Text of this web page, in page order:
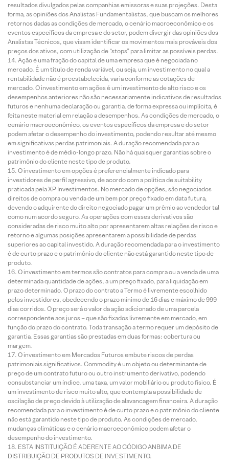
resultados divulgados pelas companhias emissoras e suas projeções. Desta
forma, as opiniões dos Analistas Fundamentalistas, que buscam os melhores
retornos dadas as condições de mercado, o cenário macroeconômico e os
eventos específicos da empresa e do setor, podem divergir das opiniões dos
Analistas Técnicos, que visam identificar os movimentos mais prováveis dos
preços dos ativos, com utilização de “stops” para limitar as possíveis perdas.
Ação é uma fração do capital de uma empresa que é negociada no
mercado. É um título de renda variável, ou seja, um investimento no qual a
rentabilidade não é preestabelecida, varia conforme as cotações de
mercado. O investimento em ações é um investimento de alto risco e os
desempenhos anteriores não são necessariamente indicativos de resultados
futuros e nenhuma declaração ou garantia, de forma expressa ou implícita, é
feita neste material em relação a desempenhos. As condições de mercado, o
cenário macroeconômico, os eventos específicos da empresa e do setor
podem afetar o desempenho do investimento, podendo resultar até mesmo
em significativas perdas patrimoniais. A duração recomendada para o
investimento é de médio-longo prazo. Não há quaisquer garantias sobre o
patrimônio do cliente neste tipo de produto.
O investimento em opções é preferencialmente indicado para
investidores de perfil agressivo, de acordo com a política de suitability
praticada pela XP Investimentos. No mercado de opções, são negociados
direitos de compra ou venda de um bem por preço fixado em data futura,
devendo o adquirente do direito negociado pagar um prêmio ao vendedor tal
como num acordo seguro. As operações com esses derivativos são
consideradas de risco muito alto por apresentarem altas relações de risco e
retorno e algumas posições apresentarem a possibilidade de perdas
superiores ao capital investido. A duração recomendada para o investimento
é de curto prazo e o patrimônio do cliente não está garantido neste tipo de
produto.
O investimento em termos são contratos para compra ou a venda de uma
determinada quantidade de ações, a um preço fixado, para liquidação em
prazo determinado. O prazo do contrato a Termo é livremente escolhido
pelos investidores, obedecendo o prazo mínimo de 16 dias e máximo de 999
dias corridos. O preço será o valor da ação adicionado de uma parcela
correspondente aos juros – que são fixados livremente em mercado, em
função do prazo do contrato. Toda transação a termo requer um depósito de
garantia. Essas garantias são prestadas em duas formas: cobertura ou
margem.
O investimento em Mercados Futuros embute riscos de perdas
patrimoniais significativos. Commodity é um objeto ou determinante de
preço de um contrato futuro ou outro instrumento derivativo, podendo
consubstanciar um índice, uma taxa, um valor mobiliário ou produto físico. É
um investimento de risco muito alto, que contempla a possibilidade de
oscilação de preço devido à utilização de alavancagem financeira. A duração
recomendada para o investimento é de curto prazo e o patrimônio do cliente
não está garantido neste tipo de produto. As condições de mercado,
mudanças climáticas e o cenário macroeconômico podem afetar o
desempenho do investimento.
ESTA INSTITUIÇÃO É ADERENTE AO CÓDIGO ANBIMA DE
DISTRIBUIÇÃO DE PRODUTOS DE INVESTIMENTO.